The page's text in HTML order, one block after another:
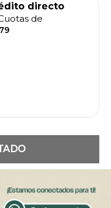
directo
de